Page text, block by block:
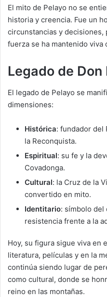
El mito de Pelayo no se
historia y creencia. Fue un
circunstancias y decisiones,
fuerza se ha mantenido viva
Legado de Don
El legado de Pelayo se
dimensiones:
Histórica: fundador del
la Reconquista.
Espiritual: su fe y la
Covadonga.
Cultural: la Cruz de la
convertido en mito.
Identitario: símbolo del
resistencia frente a la
Hoy, su figura sigue viva en
literatura, películas y en la
continúa siendo lugar de
como cultural, donde se
reino en las montañas.